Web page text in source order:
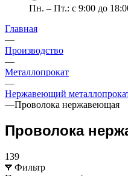
Пн. – Пт.: с 9:00 до
Главная
—
Производство
—
Металлопрокат
—
Нержавеющий
—Проволока нержавеющая
Проволока
139
Фильтр